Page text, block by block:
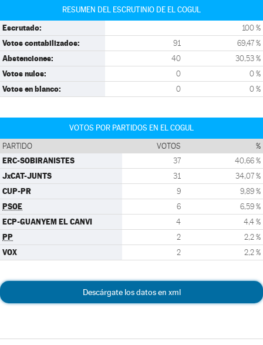
RESUMEN DEL ESCRUTINIO DE EL COGUL
Escrutado: 100 %
Votos contabilizados: 91 69,47 %
Abstenciones: 40 30,53 %
Votos nulos: 0 0 %
Votos en blanco: 0 0 %
VOTOS POR PARTIDOS EN EL COGUL
PARTIDO VOTOS %
ERC-SOBIRANISTES 37 40,66 %
JxCAT-JUNTS 31 34,07 %
CUP-PR 9 9,89 %
PSOE 6 6,59 %
ECP-GUANYEM EL CANVI 4 4,4 %
PP 2 2,2 %
VOX 2 2,2 %
Descárgate los datos en xml